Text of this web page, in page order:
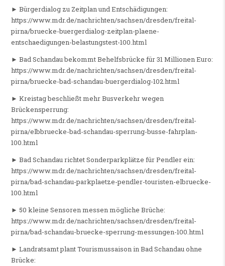
► Bürgerdialog zu Zeitplan und Entschädigungen:
https://www.mdr.de/nachrichten/sachsen/dresden/freital-
pirna/bruecke-buergerdialog-zeitplan-plaene-
entschaedigungen-belastungstest-100.html
► Bad Schandau bekommt Behelfsbrücke für 31 Millionen Euro:
https://www.mdr.de/nachrichten/sachsen/dresden/freital-
pirna/bruecke-bad-schandau-buergerdialog-102.html
► Kreistag beschließt mehr Busverkehr wegen
Brückensperrung:
https://www.mdr.de/nachrichten/sachsen/dresden/freital-
pirna/elbbruecke-bad-schandau-sperrung-busse-fahrplan-
100.html
► Bad Schandau richtet Sonderparkplätze für Pendler ein:
https://www.mdr.de/nachrichten/sachsen/dresden/freital-
pirna/bad-schandau-parkplaetze-pendler-touristen-elbruecke-
100.html
► 50 kleine Sensoren messen mögliche Brüche:
https://www.mdr.de/nachrichten/sachsen/dresden/freital-
pirna/bad-schandau-bruecke-sperrung-messungen-100.html
► Landratsamt plant Tourismussaison in Bad Schandau ohne
Brücke: